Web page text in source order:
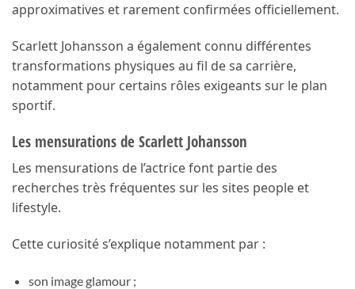
approximatives et rarement confirmées officiellement.
Scarlett Johansson a également connu différentes
transformations physiques au fil de sa carrière,
notamment pour certains rôles exigeants sur le plan
sportif.
Les mensurations de Scarlett Johansson
Les mensurations de l’actrice font partie des
recherches très fréquentes sur les sites people et
lifestyle.
Cette curiosité s’explique notamment par :
son image glamour ;